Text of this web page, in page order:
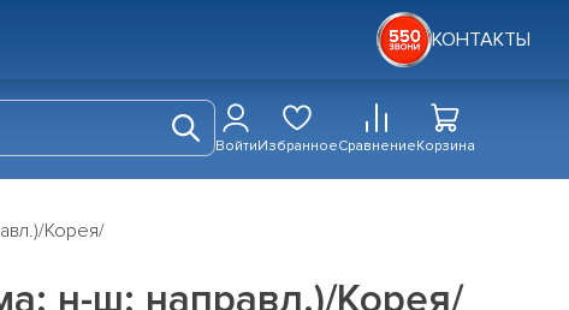
КОНТАКТЫ
ВойтиИзбранноеСравнениеКорзина
Корея/
н-ш; направл.)/Корея/